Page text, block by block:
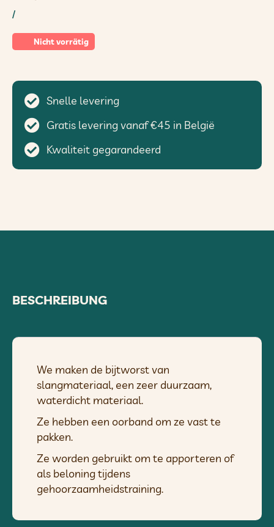
/
Nicht vorrätig
Snelle levering
Gratis levering vanaf €45 in België
Kwaliteit gegarandeerd
BESCHREIBUNG
We maken de bijtworst van
slangmateriaal, een zeer duurzaam,
waterdicht materiaal.
Ze hebben een oorband om ze vast te
pakken.
Ze worden gebruikt om te apporteren of
als beloning tijdens
gehoorzaamheidstraining.